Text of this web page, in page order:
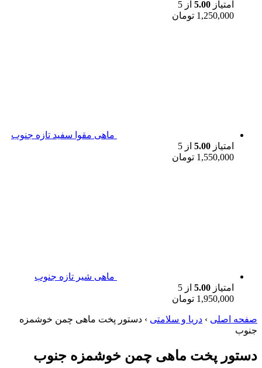
امتیاز 5.00 از 5
1,250,000 تومان
ماهی مقوا سفید تازه جنوب
امتیاز 5.00 از 5
1,550,000 تومان
ماهی شیر تازه جنوب
امتیاز 5.00 از 5
1,950,000 تومان
صفحه اصلی › دریا و سلامتی › دستور پخت ماهی چمن خوشمزه
جنوب
دستور پخت ماهی چمن خوشمزه جنوب